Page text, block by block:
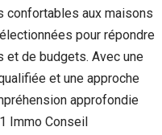
confortables aux maisons
pour répondre
et de budgets. Avec une
et une approche
approfondie
Immo Conseil